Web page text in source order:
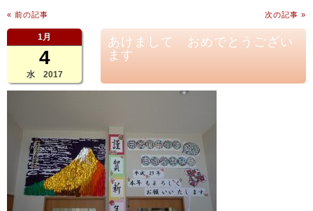
« 前の記事 次の記事 »
1月
4
水 2017
あけまして おめでとうござい
ます